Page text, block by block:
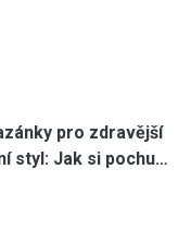
pro zdravější
styl: Jak si pochu…